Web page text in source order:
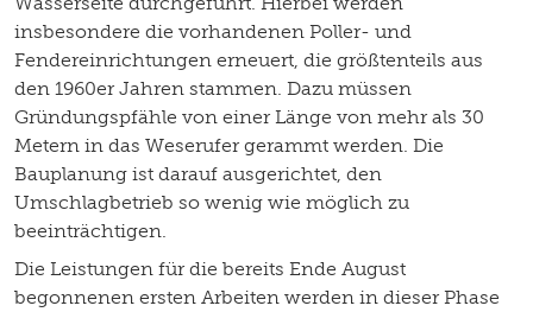
insbesondere die vorhandenen Poller- und
Fendereinrichtungen erneuert, die größtenteils aus
den 1960er Jahren stammen. Dazu müssen
Gründungspfähle von einer Länge von mehr als 30
Metern in das Weserufer gerammt werden. Die
Bauplanung ist darauf ausgerichtet, den
Umschlagbetrieb so wenig wie möglich zu
beeinträchtigen.
Die Leistungen für die bereits Ende August
begonnenen ersten Arbeiten werden in dieser Phase